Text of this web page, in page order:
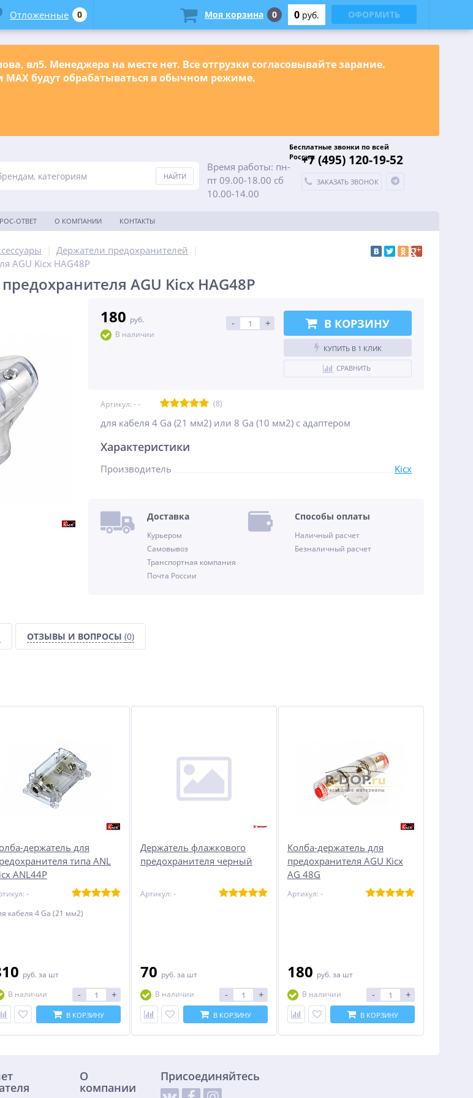
вл5. Менеджера на месте нет. Все отгрузки согласовывайте зарание.
МАХ будут обрабатываться в обычном режиме.
Время работы: пн-
пт 09.00-18.00 сб
10.00-14.00
Бесплатные звонки по всей
России+7 (495) 120-19-52
ЗАКАЗАТЬ ЗВОНОК
ОТВЕТ О КОМПАНИИ КОНТАКТЫ
Держатели предохранителей
AGU Kicx HAG48P
AGU Kicx HAG48P
180 руб.
В наличии
- + В КОРЗИНУ
КУПИТЬ В 1 КЛИК
СРАВНИТЬ
Артикул: -- (8)
для кабеля 4 Ga (21 мм2) или 8 Ga (10 мм2) с адаптером
Характеристики
Производитель Kicx
Доставка
Курьером
Самовывоз
Транспортная компания
Почта России
Способы оплаты
Наличный расчет
Безналичный расчет
ОТЗЫВЫ И ВОПРОСЫ (0)
держатель для
типа ANL
ANL44P
-
кабеля 4 Ga (21 мм2)
руб. за шт
В наличии
- +
В КОРЗИНУ
Держатель флажкового
предохранителя черный
Артикул: -
70 руб. за шт
В наличии
- +
В КОРЗИНУ
Колба-держатель для
предохранителя AGU Kicx
AG 48G
Артикул: -
180 руб. за шт
В наличии
- +
В КОРЗИНУ
О
компании
Присоединяйтесь
Отложенные 0 Моя корзина 0 0 руб. ОФОРМИТЬ